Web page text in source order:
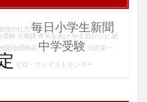
強の仕方 毎日小学生新聞
受験 大相撲 青天を衝け やる気レシピ 紙
図地理検定 中学受験 渋沢栄一
ゼロ・ウェイストセンター